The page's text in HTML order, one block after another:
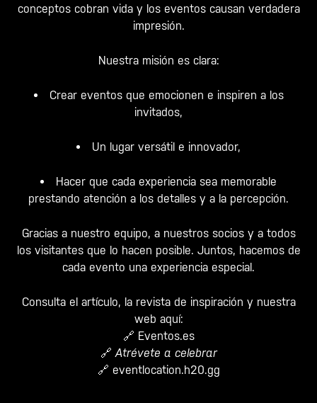
conceptos cobran vida y los eventos causan verdadera
impresión.
Nuestra misión es clara:
Crear eventos que emocionen e inspiren a los
invitados,
Un lugar versátil e innovador,
Hacer que cada experiencia sea memorable
prestando atención a los detalles y a la percepción.
Gracias a nuestro equipo, a nuestros socios y a todos
los visitantes que lo hacen posible. Juntos, hacemos de
cada evento una experiencia especial.
Consulta el artículo, la revista de inspiración y nuestra
web aquí:
🔗 Eventos.es
🔗Atrévete a celebrar
🔗 eventlocation.h20.gg